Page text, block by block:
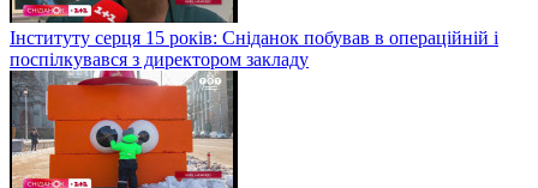
Інституту серця 15 років: Сніданок побував в операційній і
поспілкувався з директором закладу